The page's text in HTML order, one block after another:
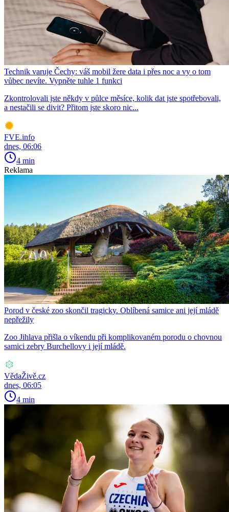
Technik varuje Čechy: váš mobil žere data i přes noc a vy o tom
vůbec nevíte. Vypněte tuhle 1 funkci
Zkontrolovali jste někdy v půlce měsíce, kolik dat jste spotřebovali,
a nestačili se divit? Přitom jste skoro nic...
FVE.info
dnes, 06:06
4 min
Reklama
Porod v české zoo skončil tragicky. Oblíbená samice ani její mládě
nepřežily
Zoo Jihlava přišla o víkendu při komplikovaném porodu o chovnou
samici zebry Burchellovy i její mládě.
VědaŽivě.cz
dnes, 06:05
4 min